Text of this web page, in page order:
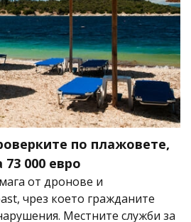
по плажовете,
73 000 евро
от дронове и
чрез което гражданите
Местните служби за